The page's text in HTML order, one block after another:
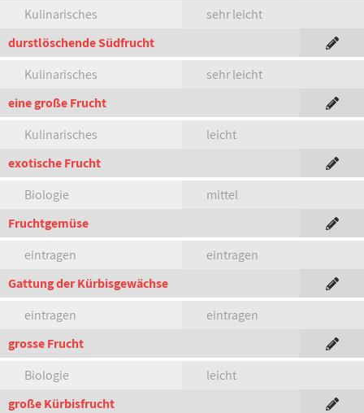
Kulinarisches
sehr leicht
durstlöschende Südfrucht
Kulinarisches
sehr leicht
eine große Frucht
Kulinarisches
leicht
exotische Frucht
Biologie
mittel
Fruchtgemüse
eintragen
eintragen
Gattung der Kürbisgewächse
eintragen
eintragen
grosse Frucht
Biologie
leicht
große Kürbisfrucht